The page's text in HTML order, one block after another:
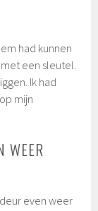
had kunnen
een sleutel.
Ik had
mijn
WEER
even weer